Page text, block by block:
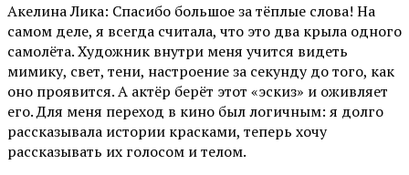
Акелина Лика: Спасибо большое за тёплые слова! На
самом деле, я всегда считала, что это два крыла одного
самолёта. Художник внутри меня учится видеть
мимику, свет, тени, настроение за секунду до того, как
оно проявится. А актёр берёт этот «эскиз» и оживляет
его. Для меня переход в кино был логичным: я долго
рассказывала истории красками, теперь хочу
рассказывать их голосом и телом.